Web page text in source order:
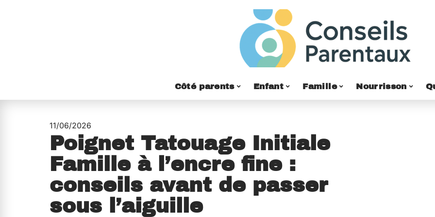
Côté parents Enfant Famille Nourrisson
11/06/2026
Poignet Tatouage Initiale
Famille à l’encre fine :
conseils avant de passer
sous l’aiguille